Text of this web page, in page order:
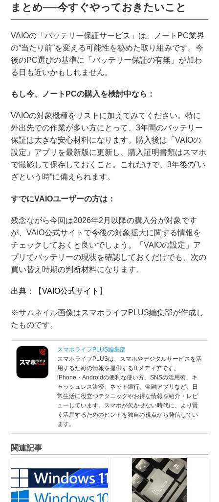
まとめ──今すぐやっておきたいこと
VAIOの「バッテリー保証サービス」は、ノートPC業界
の”当たり前”を変える可能性を秘めた取り組みです。今
後のPC選びの基準に「バッテリー保証の有無」が加わ
る日も近いかもしれません。
もし今、ノートPCの購入を検討中なら：
VAIOの対象機種をリストに加えてみてください。特に
外出先での作業が多い方にとって、3年間のバッテリー
保証は大きな安心材料になります。購入後は「VAIOの
設定」アプリを最新版に更新し、購入証明書類はスマホ
で撮影して保存しておくこと。これだけで、3年後の”い
ざという時”に備えられます。
すでにVAIOユーザーの方は：
残念ながら今回は2026年2月以降の購入分が対象です
が、VAIO公式サイトで今後の対象拡大に関する情報を
チェックしておくと良いでしょう。「VAIOの設定」ア
プリでバッテリーの現状を確認しておくだけでも、次の
買い替え時期の判断材料になります。
出典：【VAIO公式サイト 】
※サムネイル画像はスマホライフPLUS編集部が作成し
たものです。
スマホライフPLUS編集部
スマホライフPLUSは、スマホやデジタルサービスを活
用するための情報を提供するITメディアです。
iPhone・Androidの便利な使い方、SNSの活用術、キ
ャッシュレス決済、ネット銀行、金融アプリなど、日
常生活に役立つテクニックやお得な情報を紹介・レビ
ューしています。スマホが欠かせない時代に、より賢
く活用するためのヒントを独自の視点から発信してい
ます。
関連記事